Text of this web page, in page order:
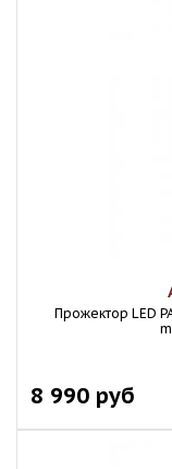
Прожектор LED
8 990 руб